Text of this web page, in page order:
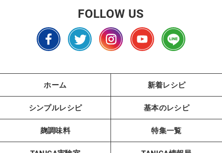
FOLLOW US
ホーム 新着レシピ
シンプルレシピ 基本のレシピ
麹調味料 特集一覧